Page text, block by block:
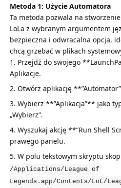
Metoda 1: Użycie Automatora
Ta metoda pozwala na
LoLa z wybranym argumentem
bezpieczna i odwracalna opcja,
chcą grzebać w plikach
Przejdź do swojego
Aplikacje.
Otwórz aplikację
Wybierz **”Aplikacja”** jako
„Wybierz”.
Wyszukaj akcję **”Run Shell
prawego panelu.
W polu tekstowym skryptu
/Applications/League of
Legends.app/Contents/LoL/